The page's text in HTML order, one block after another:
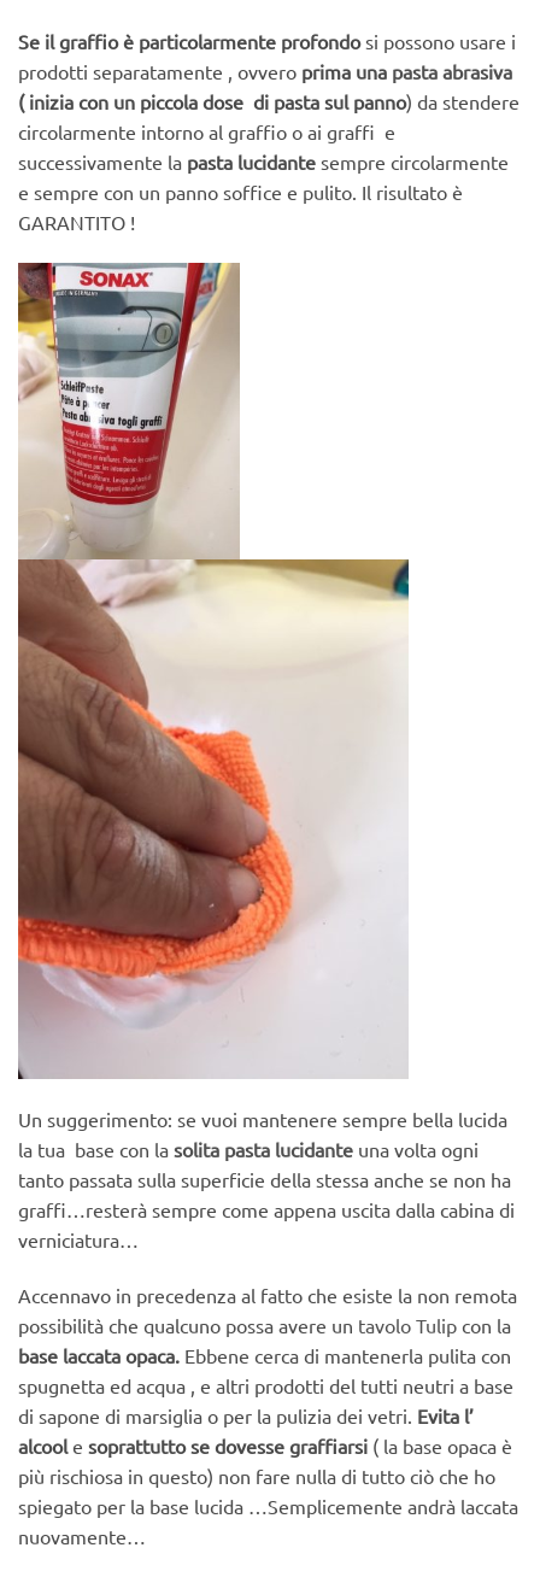
Se il graffio è particolarmente profondosi possono usare i
prodotti separatamente , ovvero prima una pasta abrasiva
( inizia con un piccola dose di pasta sul panno) da stendere
circolarmente intorno al graffio o ai graffi e
successivamente la pasta lucidante sempre circolarmente
e sempre con un panno soffice e pulito. Il risultato è
GARANTITO !
Un suggerimento: se vuoi mantenere sempre bella lucida
la tua base con la solita pasta lucidante una volta ogni
tanto passata sulla superficie della stessa anche se non ha
graffi…resterà sempre come appena uscita dalla cabina di
verniciatura…
Accennavo in precedenza al fatto che esiste la non remota
possibilità che qualcuno possa avere un tavolo Tulip con la
base laccata opaca. Ebbene cerca di mantenerla pulita con
spugnetta ed acqua , e altri prodotti del tutti neutri a base
di sapone di marsiglia o per la pulizia dei vetri. Evita l’
alcool e soprattutto se dovesse graffiarsi ( la base opaca è
più rischiosa in questo) non fare nulla di tutto ciò che ho
spiegato per la base lucida …Semplicemente andrà laccata
nuovamente…